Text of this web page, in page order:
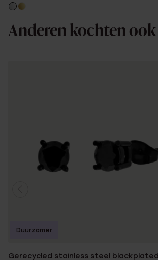
Anderen kochten ook
Gerecycled stainless steel blackplated
Duurzamer